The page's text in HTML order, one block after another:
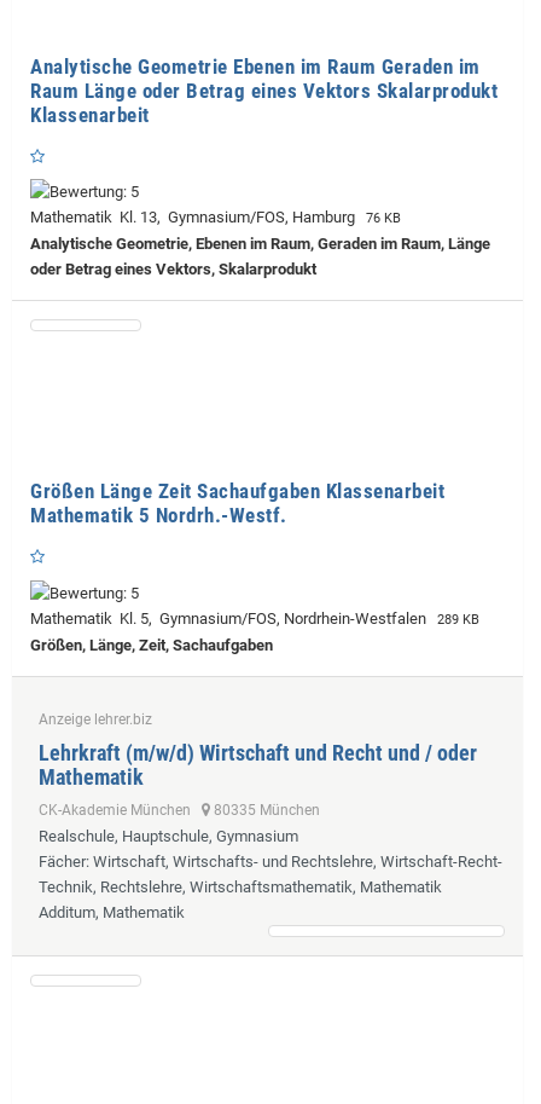
Analytische Geometrie Ebenen im Raum Geraden im
Raum Länge oder Betrag eines Vektors Skalarprodukt
Klassenarbeit
Mathematik Kl. 13, Gymnasium/FOS, Hamburg 76 KB
Analytische Geometrie, Ebenen im Raum, Geraden im Raum, Länge
oder Betrag eines Vektors, Skalarprodukt
Größen Länge Zeit Sachaufgaben Klassenarbeit
Mathematik 5 Nordrh.-Westf.
Mathematik Kl. 5, Gymnasium/FOS, Nordrhein-Westfalen 289 KB
Größen, Länge, Zeit, Sachaufgaben
Anzeige lehrer.biz
Lehrkraft (m/w/d) Wirtschaft und Recht und / oder
Mathematik
CK-Akademie München 80335 München
Realschule, Hauptschule, Gymnasium
Fächer: Wirtschaft, Wirtschafts- und Rechtslehre, Wirtschaft-Recht-
Technik, Rechtslehre, Wirtschaftsmathematik, Mathematik
Additum, Mathematik